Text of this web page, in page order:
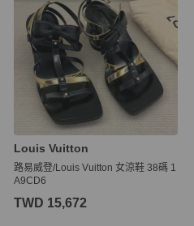
Louis Vuitton
路易威登/Louis Vuitton 女涼鞋 38碼 1
A9CD6
TWD 15,672